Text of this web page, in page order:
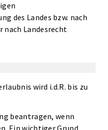
des Landes bzw. nach
nach Landesrecht
wird i.d.R. bis zu
beantragen, wenn
Ein wichtiger Grund